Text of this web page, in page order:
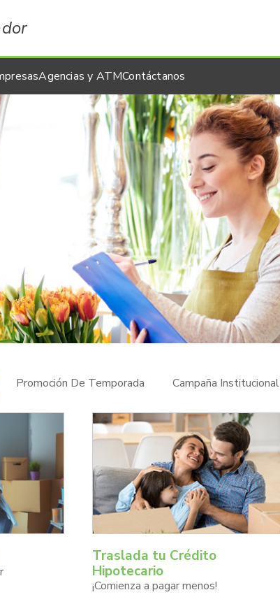
Agencias y ATMContáctanos
Promoción De Temporada Campaña Institucional
Traslada tu Crédito
Hipotecario
¡Comienza a pagar menos!